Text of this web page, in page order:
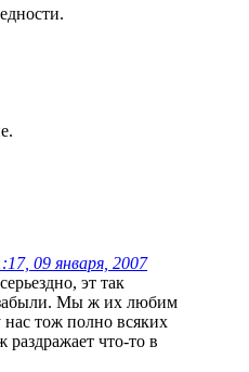
09 января, 2007
эт так
Мы ж их любим
нас тож полно всяких
что-то в